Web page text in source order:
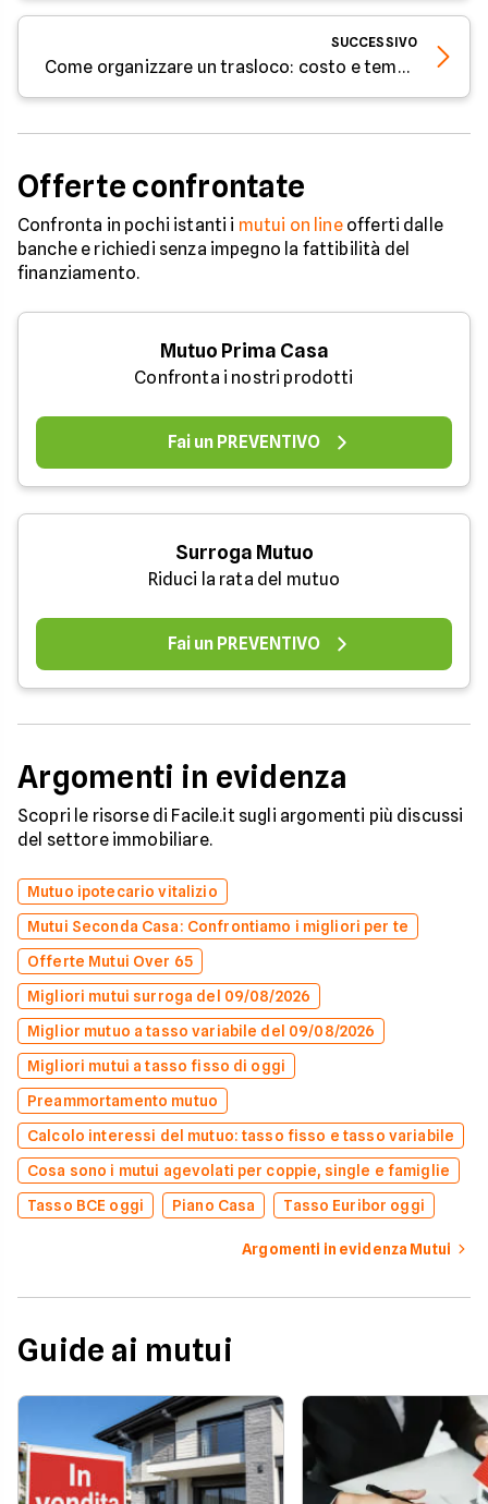
SUCCESSIVO
Come organizzare un trasloco: costo e tempistiche
Offerte confrontate
Confronta in pochi istanti i mutui on lineofferti dalle
banche e richiedi senza impegno la fattibilità del
finanziamento.
Mutuo Prima Casa
Confronta i nostri prodotti
Fai un PREVENTIVO
Surroga Mutuo
Riduci la rata del mutuo
Fai un PREVENTIVO
Argomenti in evidenza
Scopri le risorse di Facile.it sugli argomenti più discussi
del settore immobiliare.
Mutuo ipotecario vitalizio
Mutui Seconda Casa: Confrontiamo i migliori per te
Offerte Mutui Over 65
Migliori mutui surroga del 09/08/2026
Miglior mutuo a tasso variabile del 09/08/2026
Migliori mutui a tasso fisso di oggi
Preammortamento mutuo
Calcolo interessi del mutuo: tasso fisso e tasso variabile
Cosa sono i mutui agevolati per coppie, single e famiglie
Tasso BCE oggi
Piano Casa Tasso Euribor oggi
Argomenti in evidenza Mutui
Guide ai mutui